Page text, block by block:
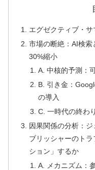
エグゼクティブ・サ
市場の断絶：AI検
30%縮小
A. 中核的予測：
B. 引き金：
の導入
C. 一時代の終わ
因果関係の分析：
ブリッシャーのト
ション」するか
A. メカニズム：